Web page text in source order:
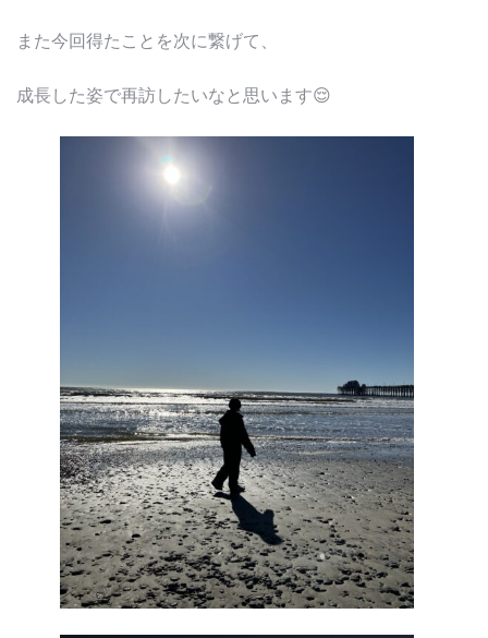
また今回得たことを次に繋げて、
成長した姿で再訪したいなと思います😌